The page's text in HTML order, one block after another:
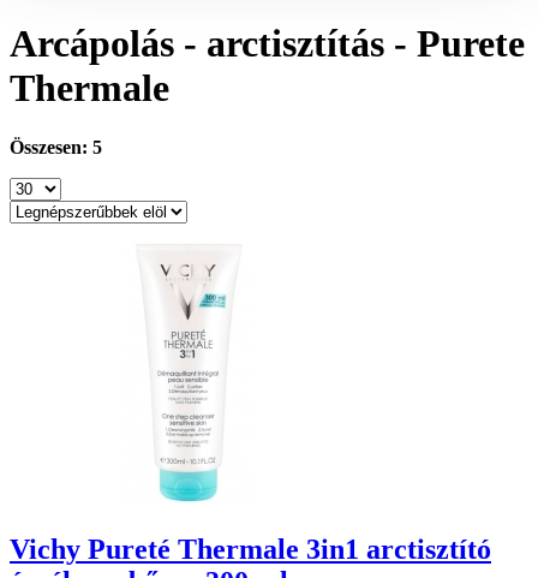
Arcápolás - arctisztítás - Purete
Thermale
Összesen: 5
Vichy Pureté Thermale 3in1 arctisztító